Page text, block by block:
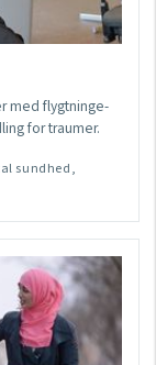
med flygtninge-
for traumer.
sundhed,